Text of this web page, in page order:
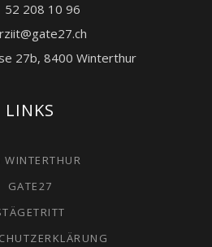
52 208 10 96
27b, 8400 Winterthur
LINKS
WINTERTHUR
GATE27